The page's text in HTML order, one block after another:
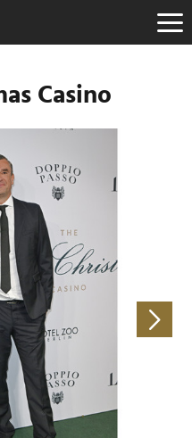
Casino